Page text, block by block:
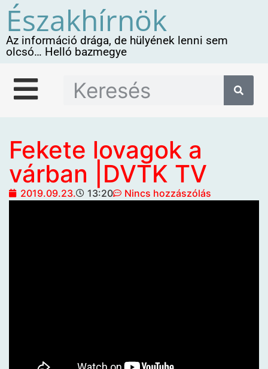
Északhírnök
Az információ drága, de hülyének lenni sem
olcsó… Helló bazmegye
Fekete lovagok a
várban |DVTK TV
2019.09.23. 13:20 Nincs hozzászólás